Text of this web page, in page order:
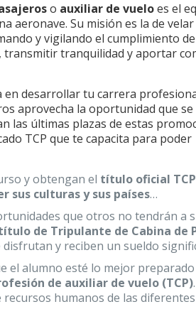
o auxiliar de vueloes el
aeronave. Su misión es la de
y vigilando el cumplimiento
transmitir tranquilidad y aportar
en desarrollar tu carrera
aprovecha la oportunidad que se
las últimas plazas de estas
TCP que te capacita para poder
y obtengan el título oficial TCP
sus culturas y sus países…
que otros no tendrán a
de Tripulante de Cabina de
y reciben un sueldo
el alumno esté lo mejor
de auxiliar de vuelo (TCP)
humanos de las